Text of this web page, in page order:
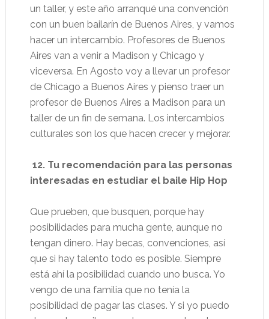
un taller, y este año arranqué una convención
con un buen bailarín de Buenos Aires, y vamos
hacer un intercambio. Profesores de Buenos
Aires van a venir a Madison y Chicago y
viceversa. En Agosto voy a llevar un profesor
de Chicago a Buenos Aires y pienso traer un
profesor de Buenos Aires a Madison para un
taller de un fin de semana. Los intercambios
culturales son los que hacen crecer y mejorar.
12. Tu recomendación para las personas
interesadas en estudiar el baile Hip Hop
Que prueben, que busquen, porque hay
posibilidades para mucha gente, aunque no
tengan dinero. Hay becas, convenciones, así
que si hay talento todo es posible. Siempre
está ahí la posibilidad cuando uno busca. Yo
vengo de una familia que no tenía la
posibilidad de pagar las clases. Y si yo puedo